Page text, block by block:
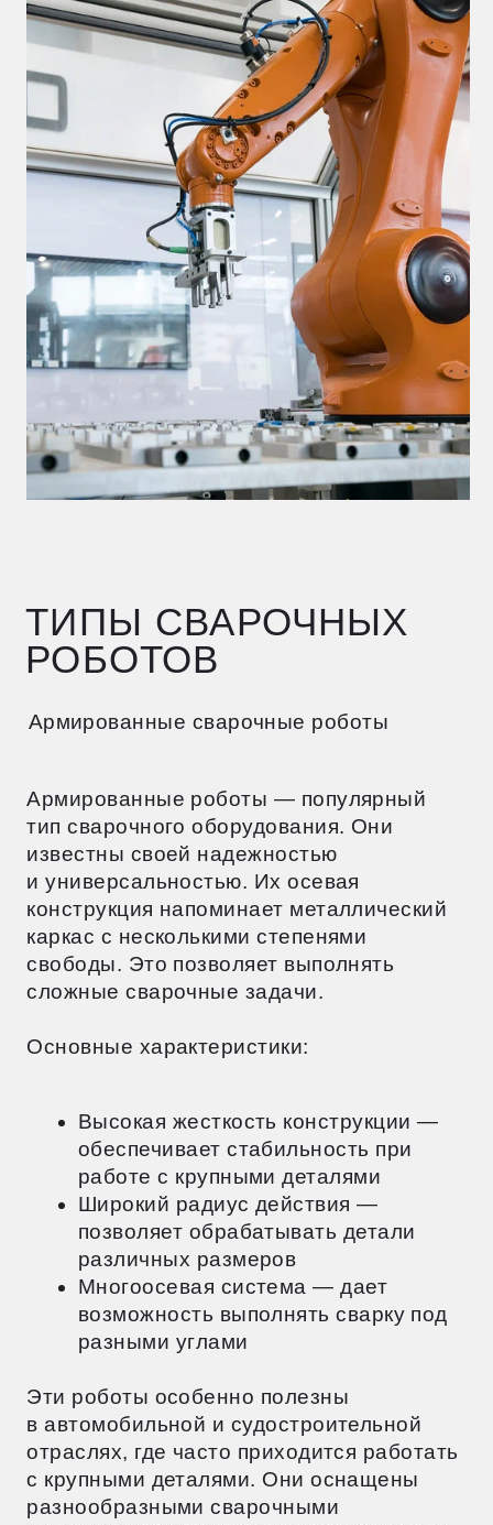
РОБОТОВ
Армированные сварочные роботы
Армированные роботы — популярный
тип сварочного оборудования. Они
известны своей надежностью
и универсальностью. Их осевая
конструкция напоминает металлический
каркас с несколькими степенями
свободы. Это позволяет выполнять
сложные сварочные задачи.
Основные характеристики:
Высокая жесткость конструкции —
обеспечивает стабильность при
работе с крупными деталями
Широкий радиус действия —
позволяет обрабатывать детали
Эти роботы особенно полезны
в автомобильной и судостроительной
с крупными деталями. Они оснащены
разнообразными сварочными
под конкретные задачи производства.
Мобильные сварочные роботы
Мобильные сварочные роботы — это
оборудования, которое может
важны для предприятий с большими
площадями или сложной планировкой.
Основные преимущества:
Автономное перемещение
по заданным маршрутам
Возможность установки в любой
точке цеха
Интеграция с системами навигации
Мобильные роботы часто используются
при строительстве, монтаже
металлоконструкций и в судостроении.
Они могут работать как автономно, так
и в составе автоматизированного